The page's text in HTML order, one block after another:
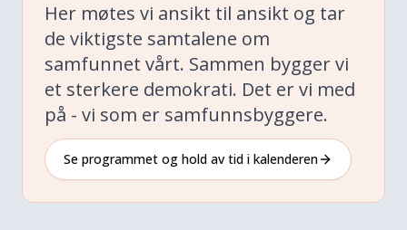
Her møtes vi ansikt til ansikt og tar
de viktigste samtalene om
samfunnet vårt. Sammen bygger vi
et sterkere demokrati. Det er vi med
på - vi som er samfunnsbyggere.
Se programmet og hold av tid i kalenderen